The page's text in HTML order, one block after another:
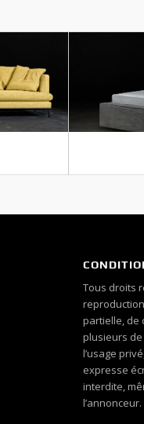
Tous droits
partielle, de
plusieurs
l’usage
expresse
interdite,
l’annonceur.